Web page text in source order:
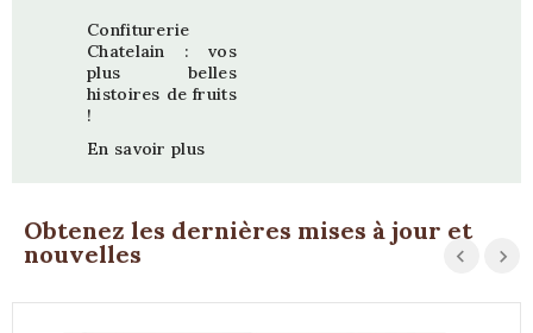
Confiturerie
Chatelain : vos
plus belles
histoires de fruits
!
En savoir plus
Obtenez les dernières mises à jour et
nouvelles